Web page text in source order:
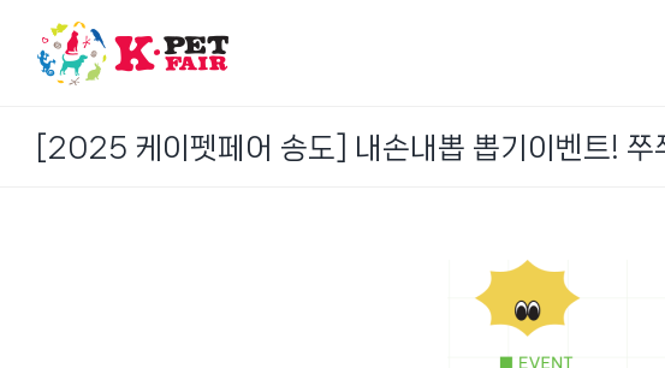
content
[2025 케이펫페어 송도] 내손내뽑 뽑기이벤트! 쭈